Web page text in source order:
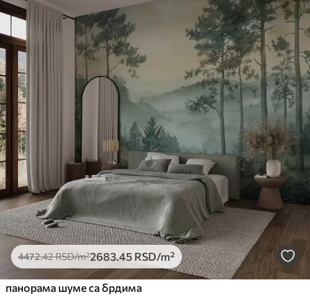
4472.42RSD/m²2683 .45 RSD/m²
панорама шуме са брдима